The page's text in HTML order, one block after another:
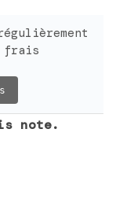
frais
note.